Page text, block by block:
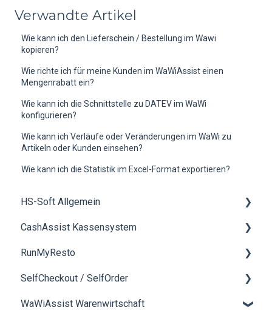
Verwandte Artikel
Wie kann ich den Lieferschein / Bestellung im Wawi
kopieren?
Wie richte ich für meine Kunden im WaWiAssist einen
Mengenrabatt ein?
Wie kann ich die Schnittstelle zu DATEV im WaWi
konfigurieren?
Wie kann ich Verläufe oder Veränderungen im WaWi zu
Artikeln oder Kunden einsehen?
Wie kann ich die Statistik im Excel-Format exportieren?
HS-Soft Allgemein
Schulung
Rechnungen & Bezahlung
Buchhaltung
neue Hardwarekomponenten bestellen
CashAssist Kassensystem
Allgemein
Artikelverwaltung
Hardware
RunMyResto
Allgemein
mobileWaiter
SelfCheckout / SelfOrder
Allgemein
WaWiAssist Warenwirtschaft